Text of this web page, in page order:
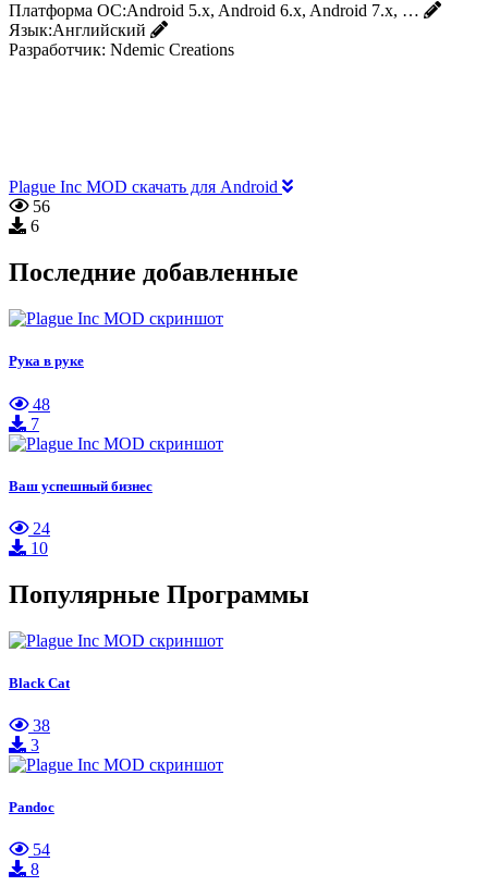
Платформа ОС:Android 5.x, Android 6.x, Android 7.x, …
Язык:Английский
Разработчик: Ndemic Creations
Plague Inc MOD скачать для Android
56
6
Последние добавленные
Рука в руке
48
7
Ваш успешный бизнес
24
10
Популярные Программы
Black Cat
38
3
Pandoc
54
8